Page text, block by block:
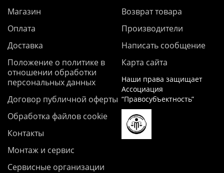
Магазин
Оплата
Доставка
Положение о политике в
отношении обработки
персональных данных
Договор публичной оферты
Обработка файлов cookie
Контакты
Монтаж и сервис
Сервисные организации
Возврат товара
Производители
Написать сообщение
Карта сайта
Наши права защищает
Ассоциация
“Правосубъектность”